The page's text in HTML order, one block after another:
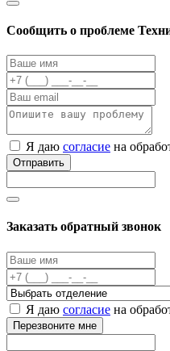
Cообщить о проблеме
Я даю согласие на
Отправить
Заказать обратный звонок
Я даю согласие на
Перезвоните мне